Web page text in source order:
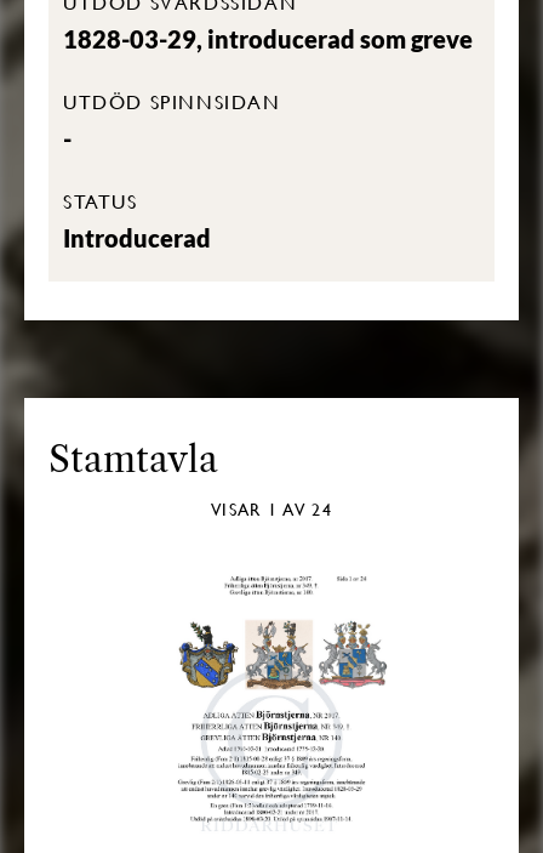
1828-03-29, introducerad som greve
UTDÖD SPINNSIDAN
-
STATUS
Introducerad
Stamtavla
VISAR 1 AV 24